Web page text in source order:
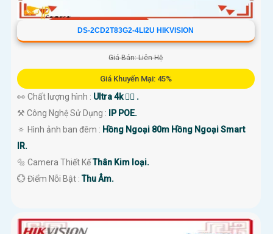
DS-2CD2T83G2-4LI2U HIKVISION
Giá Bán: Liên Hệ
Giá Khuyến Mại: 45%
👀 Chất lượng hình : Ultra 4k 👍🏾 .
⚒ Công Nghệ Sử Dụng :
IP POE.
🔅 Hình ảnh ban đêm : Hồng Ngoại 80m Hồng Ngoại Smart
IR.
🔩 Camera Thiết KếThân Kim loại.
️💮 Điểm Nỗi Bật :Thu Âm.